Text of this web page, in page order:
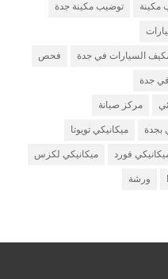
مكينة توضيب مكينة جدة
السيارات في جدة فحص
جدة
مركز صيانة
بجدة ميكانيكي تويوتا
فورد ميكانيكي لكزس
ورشة